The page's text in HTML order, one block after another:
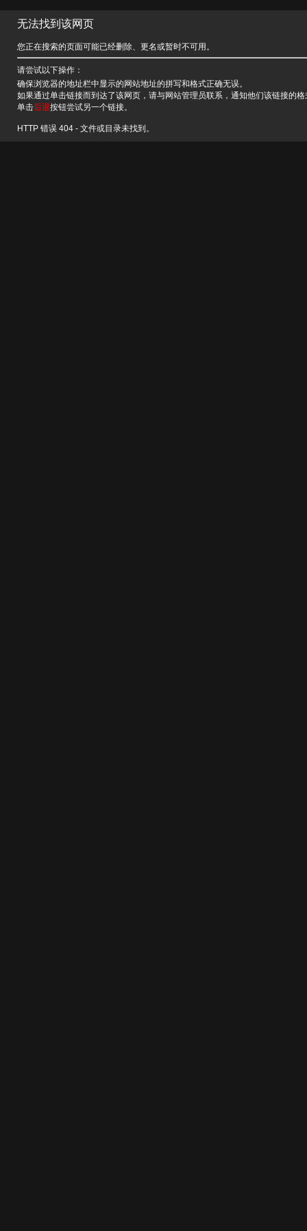
无法找到该网页
您正在搜索的页面可能已经删除、更名或暂时不可用。
请尝试以下操作：
确保浏览器的地址栏中显示的网站地址的拼写和格式正确无误。
如果通过单击链接而到达了该网页，请与网站管理员联系，通知他们该链接的
单击后退按钮尝试另一个链接。
HTTP 错误 404 - 文件或目录未找到。